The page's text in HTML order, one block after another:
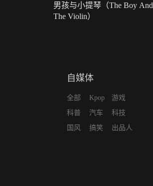
男孩与小提琴（The Boy And
The Violin）
自媒体
全部
科普
国风
Kpop
汽车
搞笑
游戏
科技
出品人